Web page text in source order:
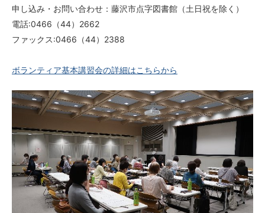
申し込み・お問い合わせ：藤沢市点字図書館（土日祝を除く）
電話:0466（44）2662
ファックス:0466（44）2388
ボランティア基本講習会の詳細はこちらから